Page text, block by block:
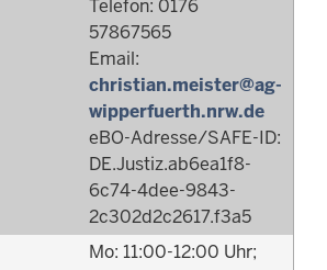
Telefon: 0176
57867565
Email:
christian.meister@ag-
wipperfuerth.nrw.de
eBO-Adresse/SAFE-ID:
DE.Justiz.ab6ea1f8-
6c74-4dee-9843-
2c302d2c2617.f3a5
Mo: 11:00-12:00 Uhr;